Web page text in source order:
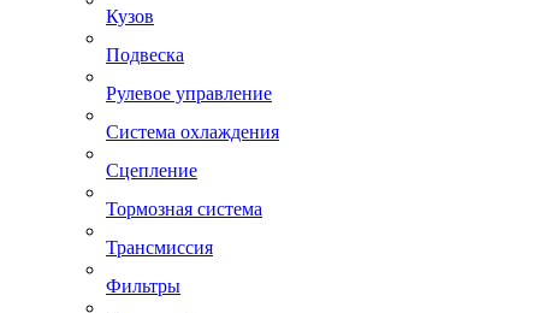
Кузов
Подвеска
Рулевое управление
Система охлаждения
Сцепление
Тормозная система
Трансмиссия
Фильтры